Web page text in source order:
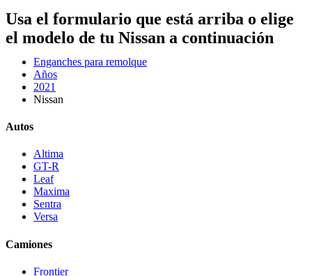
Usa el formulario que está arriba o elige
el modelo de tu Nissan a continuación
Enganches para remolque
Años
2021
Nissan
Autos
Altima
GT-R
Leaf
Maxima
Sentra
Versa
Camiones
Frontier